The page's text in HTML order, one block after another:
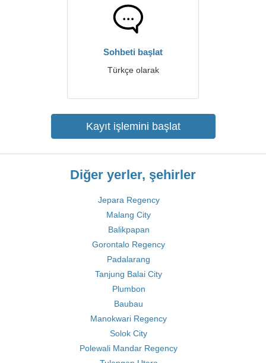
Sohbeti başlat
Türkçe olarak
Kayıt işlemini başlat
Diğer yerler, şehirler
Jepara Regency
Malang City
Balikpapan
Gorontalo Regency
Padalarang
Tanjung Balai City
Plumbon
Baubau
Manokwari Regency
Solok City
Polewali Mandar Regency